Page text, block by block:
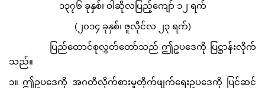
၁၃၇၆ ခုနှစ်၊ ဝါဆိုလပြည့်ကျော် ၁၂ ရက်
(၂၀၁၄ ခုနှစ်၊ ဇူလိုင်လ ၂၃ ရက်)
ပြည်ထောင်စုလွှတ်တော်သည် ဤဥပဒေကို ပြဋ္ဌာန်းလိုက်
သည်။
၁။ ဤဥပဒေကို အဂတိလိုက်စားမှုတိုက်ဖျက်ရေးဥပဒေကို ပြင်ဆင်